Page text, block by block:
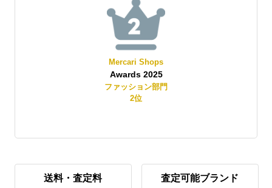
Mercari Shops
Awards 2025
ファッション部門
2位
送料・査定料 査定可能ブランド